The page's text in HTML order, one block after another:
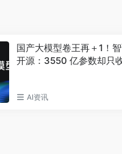
国产大模型卷王再＋1！
开源：3550 亿参数却只
AI资讯